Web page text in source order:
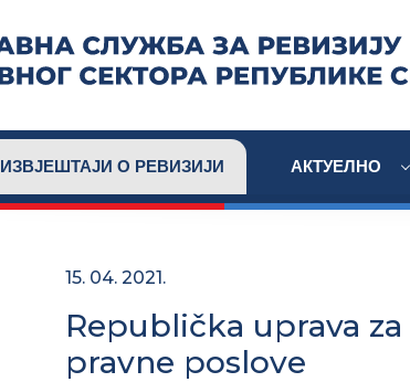
ИЗВЈЕШТАЈИ О РЕВИЗИЈИ АКТУЕЛНО
15. 04. 2021.
Republička uprava
pravne poslove